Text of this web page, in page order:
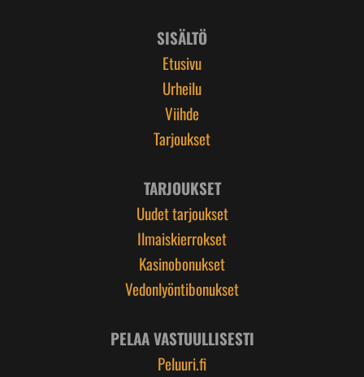
SISÄLTÖ
Etusivu
Urheilu
Viihde
Tarjoukset
TARJOUKSET
Uudet tarjoukset
Ilmaiskierrokset
Kasinobonukset
Vedonlyöntibonukset
PELAA VASTUULLISESTI
Peluuri.fi